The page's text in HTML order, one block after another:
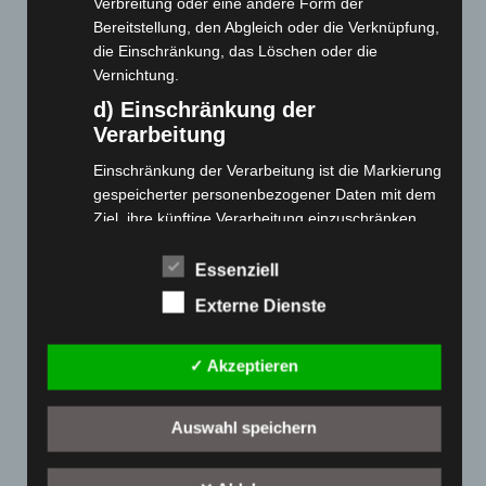
Cashback-Aktion
Händler werden
Gemeinsam spenden
Reklamation einreichen
Über uns
Produktpalette
Elektro-Chopper
Elektro-Fahrräder
Elektro-Kabinenroller
Elektro-Lastendreiräder
Elektro-Roller
Bereitstellung, den Abgleich oder die Verknüpfung,
die Einschränkung, das Löschen oder die
Vernichtung.
d) Einschränkung der
Verarbeitung
Einschränkung der Verarbeitung ist die Markierung
gespeicherter personenbezogener Daten mit dem
Ziel, ihre künftige Verarbeitung einzuschränken.
e) Profiling
Profiling ist jede Art der automatisierten
Verarbeitung personenbezogener Daten, die darin
verwendet werden, um bestimmte persönliche
beziehen, zu bewerten, insbesondere, um Aspekte
bezüglich Arbeitsleistung, wirtschaftlicher Lage,
Gesundheit, persönlicher Vorlieben, Interessen,
Zuverlässigkeit, Verhalten, Aufenthaltsort oder
Essenziell
Externe Dienste
✓ Akzeptieren
Auswahl speichern